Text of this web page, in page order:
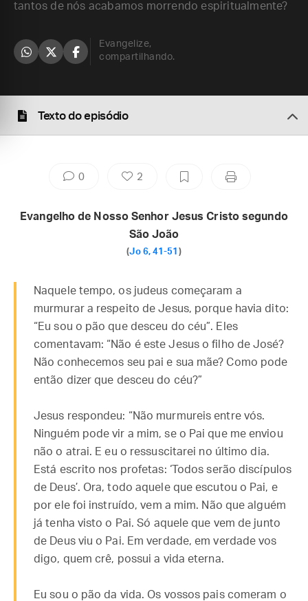
tantos de nós acabamos morrendo espiritualmente?
Evangelize,
compartilhando.
Texto do episódio
0 2
Evangelho de Nosso Senhor Jesus Cristo segundo
São João
(Jo 6, 41-51 )
Naquele tempo, os judeus começaram a
murmurar a respeito de Jesus, porque havia dito:
“Eu sou o pão que desceu do céu”. Eles
comentavam: “Não é este Jesus o filho de José?
Não conhecemos seu pai e sua mãe? Como pode
então dizer que desceu do céu?”
Jesus respondeu: “Não murmureis entre vós.
Ninguém pode vir a mim, se o Pai que me enviou
não o atrai. E eu o ressuscitarei no último dia.
Está escrito nos profetas: ‘Todos serão discípulos
de Deus’. Ora, todo aquele que escutou o Pai, e
por ele foi instruído, vem a mim. Não que alguém
já tenha visto o Pai. Só aquele que vem de junto
de Deus viu o Pai. Em verdade, em verdade vos
digo, quem crê, possui a vida eterna.
Eu sou o pão da vida. Os vossos pais comeram o